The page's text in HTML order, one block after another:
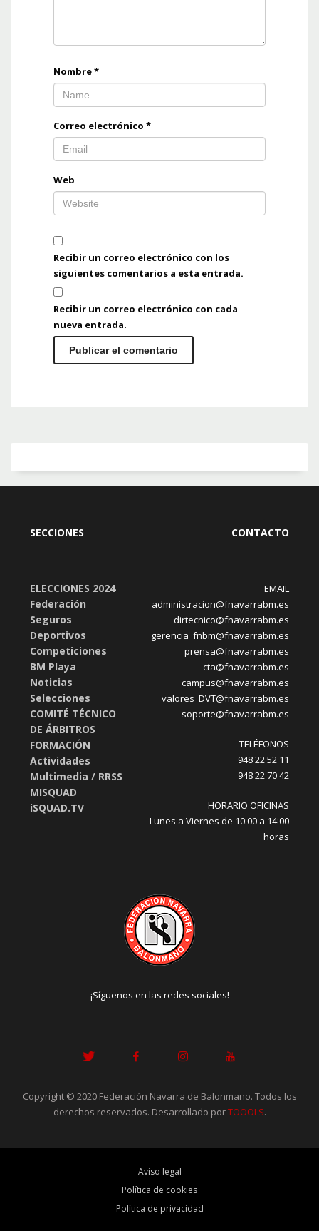
Nombre*
Correo electrónico *
Web
Recibir un correo electrónico con los
siguientes comentarios a esta entrada.
Recibir un correo electrónico con cada
nueva entrada.
SECCIONES
ELECCIONES 2024
Federación
Seguros
Deportivos
Competiciones
BM Playa
Noticias
Selecciones
COMITÉ TÉCNICO
DE ÁRBITROS
FORMACIÓN
Actividades
Multimedia / RRSS
MISQUAD
iSQUAD.TV
CONTACTO
EMAIL
administracion@fnavarrabm.es
dirtecnico@fnavarrabm.es
gerencia_fnbm@fnavarrabm.es
prensa@fnavarrabm.es
cta@fnavarrabm.es
campus@fnavarrabm.es
valores_DVT@fnavarrabm.es
soporte@fnavarrabm.es
TELÉFONOS
948 22 52 11
948 22 70 42
HORARIO OFICINAS
Lunes a Viernes de 10:00 a 14:00
horas
¡Síguenos en las redes sociales!
Copyright © 2020 Federación Navarra de Balonmano. Todos los
derechos reservados. Desarrollado porTOOOLS.
Aviso legal
Política de cookies
Política de privacidad